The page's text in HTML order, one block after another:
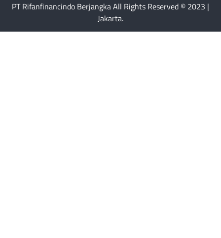
PT Rifanfinancindo Berjangka All Rights Reserved © 2023 |
Jakarta.